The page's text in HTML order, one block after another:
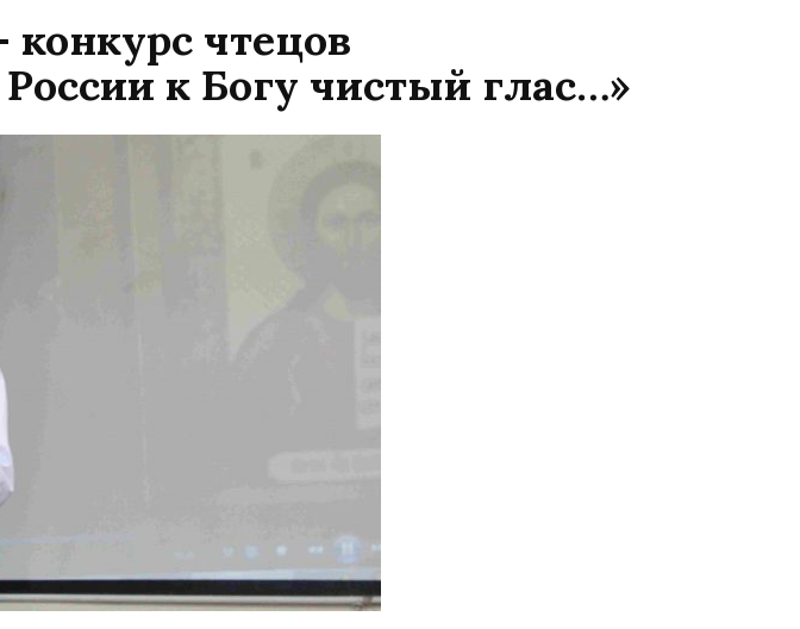
чтецов
к Богу чистый глас…»